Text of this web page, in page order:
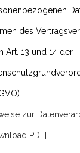
des
Art. 13 und 14 der
zur
PDF]